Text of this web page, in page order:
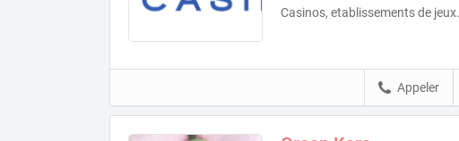
Casinos, etablissements de jeux.
Appeler